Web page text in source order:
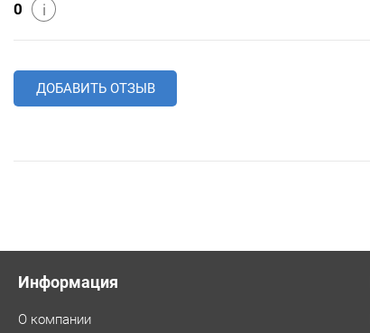
0 i
ДОБАВИТЬ ОТЗЫВ
Информация
О компании